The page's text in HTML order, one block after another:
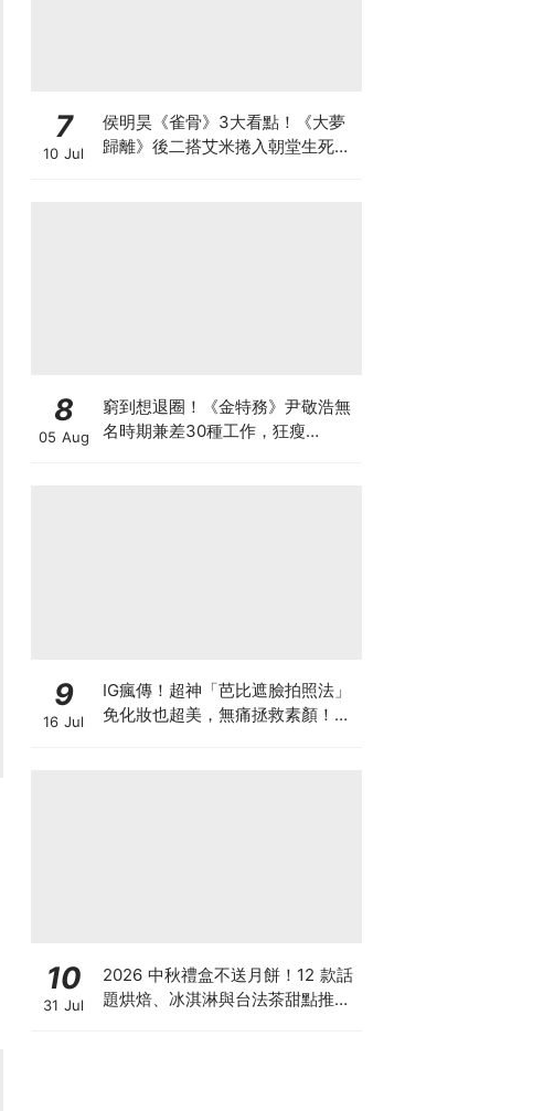
7
10 Jul
侯明昊《雀骨》3大看點！《大夢
歸離》後二搭艾米捲入朝堂生死虐
8
05 Aug
窮到想退圈！《金特務》尹敬浩無
名時期兼差30種工作，狂瘦
9
16 Jul
IG瘋傳！超神「芭比遮臉拍照法」
免化妝也超美，無痛拯救素顏！附
10
31 Jul
2026 中秋禮盒不送月餅！12 款話
題烘焙、冰淇淋與台法茶甜點推